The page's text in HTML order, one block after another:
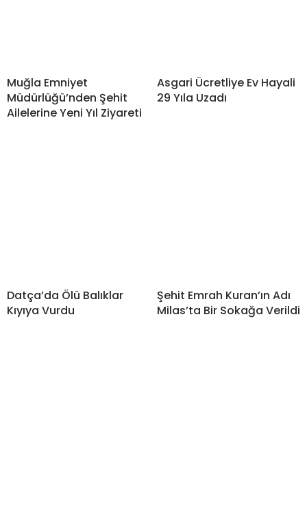
Muğla Emniyet
Müdürlüğü’nden Şehit
Ailelerine Yeni Yıl Ziyareti
Asgari Ücretliye Ev Hayali
29 Yıla Uzadı
Datça’da Ölü Balıklar
Kıyıya Vurdu
Şehit Emrah Kuran’ın Adı
Milas’ta Bir Sokağa Verildi